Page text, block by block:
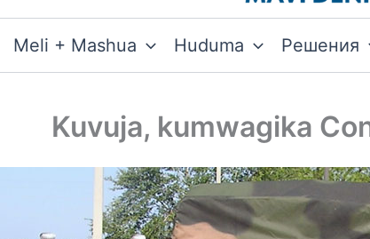
Meli + Mashua Huduma Решения
Kuvuja, kumwagika